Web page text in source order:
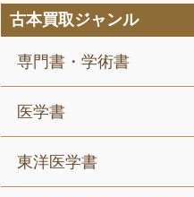
古本買取ジャンル
専門書・学術書
医学書
東洋医学書